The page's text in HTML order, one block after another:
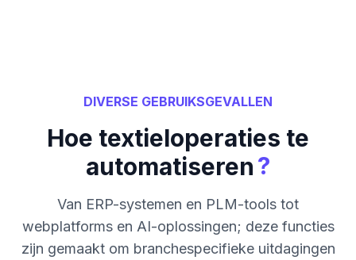
DIVERSE GEBRUIKSGEVALLEN
Hoe textieloperaties te
automatiseren?
Van ERP-systemen en PLM-tools tot
webplatforms en AI-oplossingen; deze functies
zijn gemaakt om branchespecifieke uitdagingen